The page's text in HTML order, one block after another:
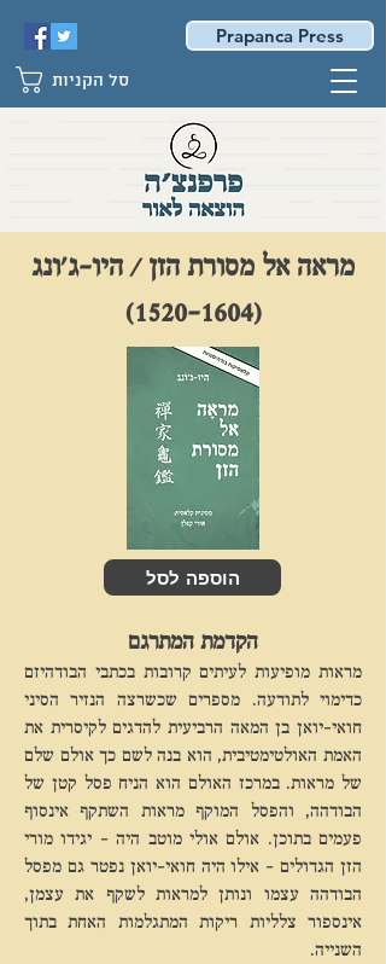
סל הקניות
Prapanca Press
מראה אל מסורת הזן / היו-ג'ונג
(1520-1604)
הוספה לסל
הקדמת המתרגם
מראות מופיעות לעיתים קרובות בכתבי הבודהיזם
כדימוי לתודעה. מספרים שכשרצה הנזיר הסיני
חואי-יואן בן המאה הרביעית להדגים לקיסרית את
האמת האולטימטיבית, הוא בנה לשם כך אולם שלם
של מראות. במרכז האולם הוא הניח פסל קטן של
הבודהה, והפסל המוקף מראות השתקף אינסוף
פעמים בתוכן. אולם אולי מוטב היה – יגידו מורי
הזן הגדולים – אילו היה חואי-יואן נפטר גם מפסל
הבודהה עצמו ונותן למראות לשקף את עצמן,
אינספור צלליות ריקות המתגלמות האחת בתוך
השנייה.